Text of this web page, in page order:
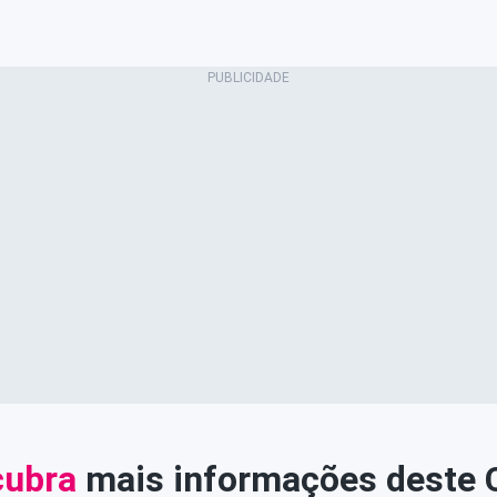
mais informações deste